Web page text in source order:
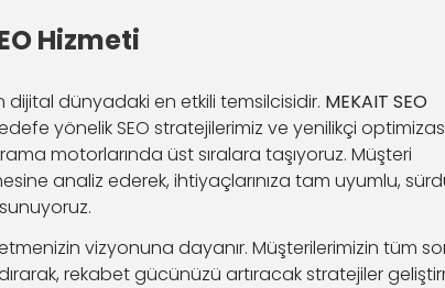
Hizmeti
dijital dünyadaki en etkili temsilcisidir. MEKAIT SEO
yönelik SEO stratejilerimiz ve yenilikçi
motorlarında üst sıralara taşıyoruz. Müşteri
analiz ederek, ihtiyaçlarınıza tam uyumlu,
vizyonuna dayanır. Müşterilerimizin tüm
rekabet gücünüzü artıracak stratejiler